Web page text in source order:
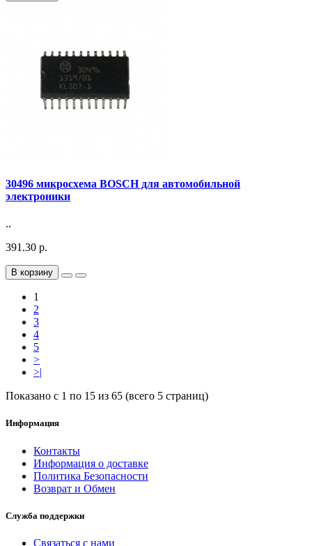
30496 микросхема BOSCH для автомобильной
электроники
..
391.30 р.
В корзину
1
2
3
4
5
>
>|
Показано с 1 по 15 из 65 (всего 5 страниц)
Информация
Контакты
Информация о доставке
Политика Безопасности
Возврат и Обмен
Служба поддержки
Связаться с нами